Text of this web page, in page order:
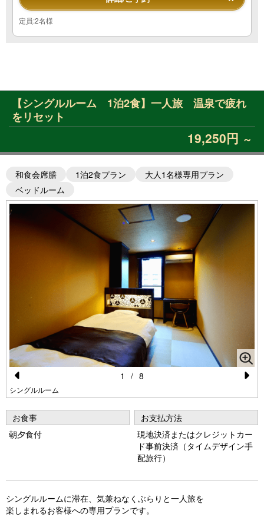
定員:2名様
【シングルルーム 1泊2食】一人旅 温泉で疲れ
をリセット
19,250円 ～
和食会席膳 1泊2食プラン
大人1名様専用プラン
ベッドルーム
Pr
e
vi
o
s
シングルルーム
e
xt
1 / 8
お食事
朝夕食付
お支払方法
現地決済またはクレジットカー
ド事前決済（タイムデザイン手
配旅行）
シングルルームに滞在、気兼ねなくぶらりと一人旅を
楽しまれるお客様への専用プランです。